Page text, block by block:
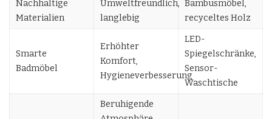
Nachhaltige
Materialien
Umweltfreundlich,
langlebig
Bambusmöbel,
recyceltes Holz
Smarte
Badmöbel
Erhöhter
Komfort,
Hygieneverbesserung
LED-
Spiegelschränke,
Sensor-
Waschtische
Beruhigende